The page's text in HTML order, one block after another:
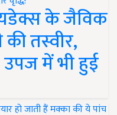
के जैविक
तस्वीर,
में भी हुई